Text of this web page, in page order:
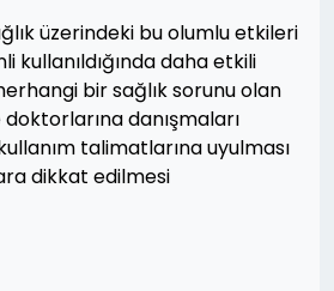
üzerindeki bu olumlu etkileri
kullanıldığında daha etkili
bir sağlık sorunu olan
danışmaları
talimatlarına uyulması
dikkat edilmesi